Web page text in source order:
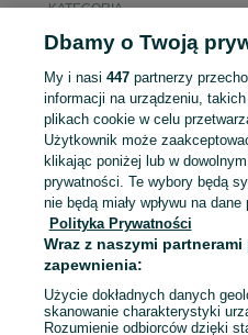
KATEGORIA
Popularne
produkcja
Mapa kategorii
Mapa miejscowości
Mapa ministron
Popularne wyszukiwania
Dbamy o Twoją
My i nasi 447partnerzy
informacji na urządzeniu,
plikach cookie w celu
Użytkownik może
klikając poniżej lub w
prywatności. Te wybory będą
nie będą miały wpływu na dane
Polityka Prywatności
Wraz z naszymi
zapewnienia:
Użycie dokładnych danych
skanowanie charakterystyki
Rozumienie odbiorców dzięki